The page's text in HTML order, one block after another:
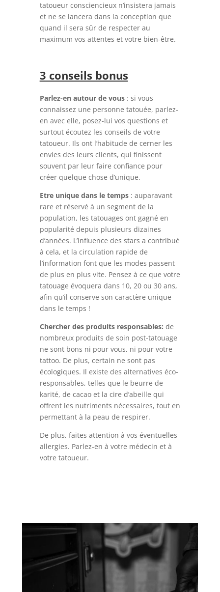
tatoueur consciencieux n’insistera jamais
et ne se lancera dans la conception que
quand il sera sûr de respecter au
maximum vos attentes et votre bien-être.
3 conseils bonus
Parlez-en autour de vous: si vous
connaissez une personne tatouée, parlez-
en avec elle, posez-lui vos questions et
surtout écoutez les conseils de votre
tatoueur. Ils ont l’habitude de cerner les
envies des leurs clients, qui finissent
souvent par leur faire confiance pour
créer quelque chose d’unique.
Etre unique dans le temps: auparavant
rare et réservé à un segment de la
population, les tatouages ont gagné en
popularité depuis plusieurs dizaines
d’années. L’influence des stars a contribué
à cela, et la circulation rapide de
l’information font que les modes passent
de plus en plus vite. Pensez à ce que votre
tatouage évoquera dans 10, 20 ou 30 ans,
afin qu’il conserve son caractère unique
dans le temps !
Chercher des produits responsables: de
nombreux produits de soin post-tatouage
ne sont bons ni pour vous, ni pour votre
tattoo. De plus, certain ne sont pas
écologiques. Il existe des alternatives éco-
responsables, telles que le beurre de
karité, de cacao et la cire d’abeille qui
offrent les nutriments nécessaires, tout en
permettant à la peau de respirer.
De plus, faites attention à vos éventuelles
allergies. Parlez-en à votre médecin et à
votre tatoueur.